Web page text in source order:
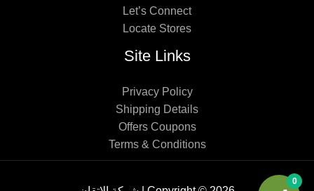
Let’s Connect
Locate Stores
Site Links
Privacy Policy
Shipping Details
Offers Coupons
Terms & Conditions
0